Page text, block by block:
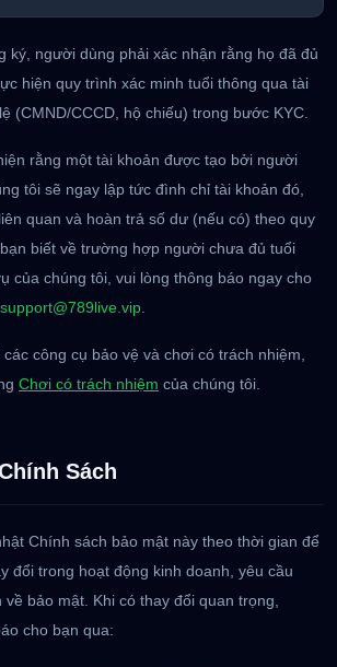
ký, người dùng phải xác nhận rằng họ đã đủ
hiện quy trình xác minh tuổi thông qua tài
(CMND/CCCD, hộ chiếu) trong bước KYC.
rằng một tài khoản được tạo bởi người
tôi sẽ ngay lập tức đình chỉ tài khoản đó,
quan và hoàn trả số dư (nếu có) theo quy
biết về trường hợp người chưa đủ tuổi
của chúng tôi, vui lòng thông báo ngay cho
support@789live.vip.
công cụ bảo vệ và chơi có trách nhiệm,
Chơi có trách nhiệm của chúng tôi.
Sách
Chính sách bảo mật này theo thời gian để
đổi trong hoạt động kinh doanh, yêu cầu
về bảo mật. Khi có thay đổi quan trọng,
cho bạn qua: